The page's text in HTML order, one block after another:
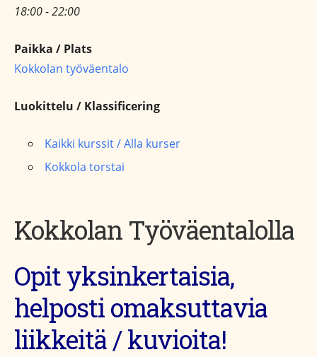
18:00 - 22:00
Paikka / Plats
Kokkolan työväentalo
Luokittelu / Klassificering
Kaikki kurssit / Alla kurser
Kokkola torstai
Kokkolan Työväentalolla
Opit yksinkertaisia,
helposti omaksuttavia
liikkeitä / kuvioita!